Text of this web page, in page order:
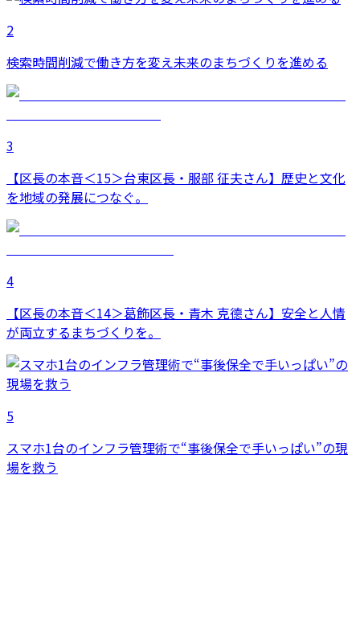
2
検索時間削減で働き方を変え未来のまちづくりを進める
3
【区長の本音＜15＞台東区長・服部 征夫さん】歴史と文化
を地域の発展につなぐ。
4
【区長の本音＜14＞葛飾区長・青木 克德さん】安全と人情
が両立するまちづくりを。
5
スマホ1台のインフラ管理術で“事後保全で手いっぱい”の現
場を救う